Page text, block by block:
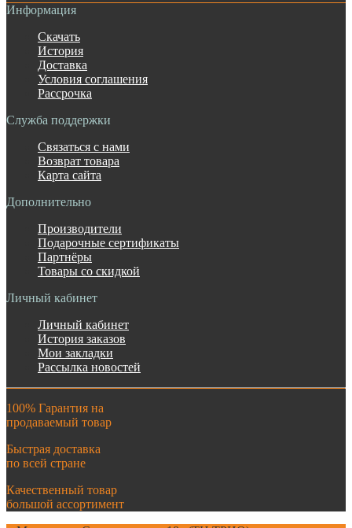
Информация
Скачать
История
Доставка
Условия соглашения
Рассрочка
Служба поддержки
Связаться с нами
Возврат товара
Карта сайта
Дополнительно
Производители
Подарочные сертификаты
Партнёры
Товары со скидкой
Личный кабинет
Личный кабинет
История заказов
Мои закладки
Рассылка новостей
100% Гарантия на
продаваемый товар
Быстрая доставка
по всей стране
Качественный товар
большой ассортимент